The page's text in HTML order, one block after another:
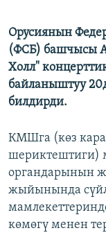
Орусиянын
(ФСБ) башчысы
Холл"
байланыштуу
билдирди.
КМШга (көз
шериктештиги)
органдарынын
жыйынында
көмөгү менен